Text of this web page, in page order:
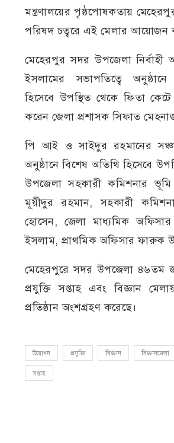
মন্ত্রণালয়ের পৃষ্ঠপোষকতায়
পরিষদ চত্বরে এই মেলার আয়োজন
মেহেরপুর সদর উপজেলা নির্বাহী
ইসলামের সভাপতিত্বে
হিসেবে উপস্থিত থেকে ফিতা
করেন জেলা প্রশাসক সিফাত
পি আই ও সাইদুর রহমানের
অনুষ্ঠানে বিশেষ অতিথি হিসেবে
উপজেলা সহকারী কমিশনার
মূয়ীদুর রহমান, সহকারী
হোসেন, জেলা মাধ্যমিক
ইসলাম, প্রাথমিক অফিসার ফারুক
মেহেরপুরে সদর উপজেলা ৪৬তম
প্রযুক্তি সপ্তাহ এবং বিজ্ঞান
প্রতিষ্ঠান অংশগ্রহণ করেছে।
উদ্বোধন প্রযুক্তি বিজ্ঞান বিজ্ঞানমেলা
সপ্তাহ